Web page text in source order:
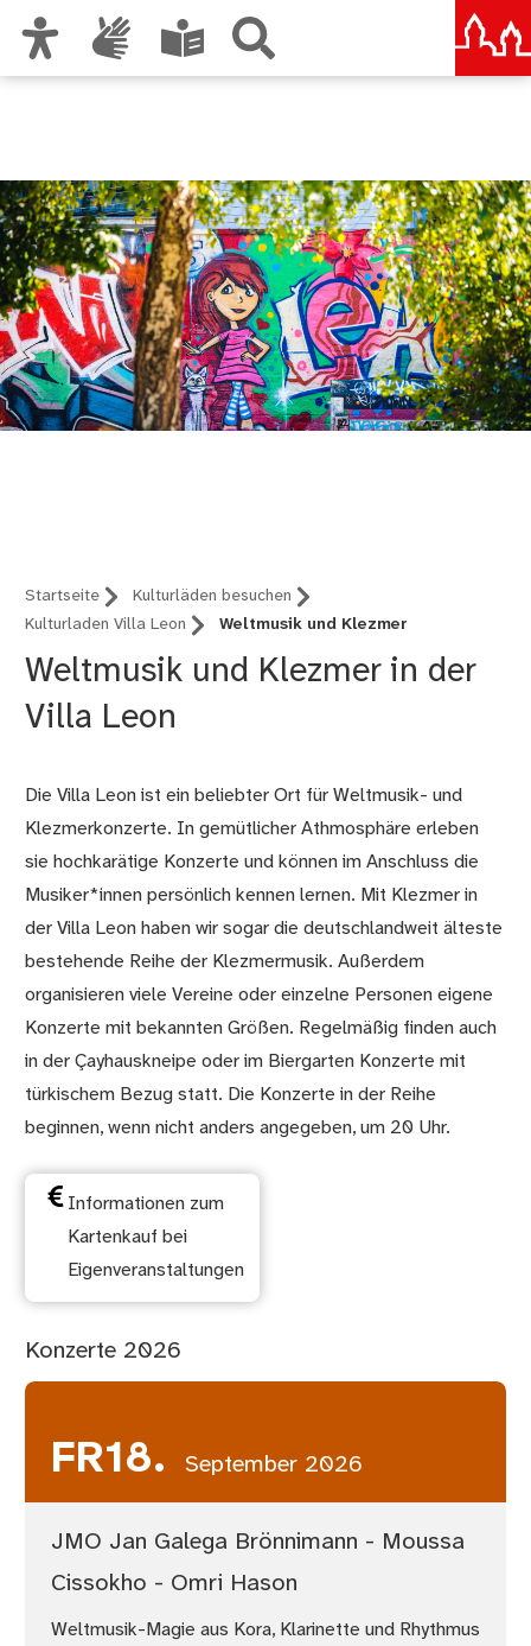
Startseite
Kulturläden besuchen
Kulturladen Villa Leon
Weltmusik und Klezmer
Weltmusik und Klezmer in der
Villa Leon
Die Villa Leon ist ein beliebter Ort für Weltmusik- und
Klezmerkonzerte. In gemütlicher Athmosphäre erleben
sie hochkarätige Konzerte und können im Anschluss die
Musiker*innen persönlich kennen lernen. Mit Klezmer in
der Villa Leon haben wir sogar die deutschlandweit älteste
bestehende Reihe der Klezmermusik. Außerdem
organisieren viele Vereine oder einzelne Personen eigene
Konzerte mit bekannten Größen. Regelmäßig finden auch
in der Çayhauskneipe oder im Biergarten Konzerte mit
türkischem Bezug statt. Die Konzerte in der Reihe
beginnen, wenn nicht anders angegeben, um 20 Uhr.
Informationen zum
Kartenkauf bei
Eigenveranstaltungen
Konzerte 2026
FR18. September 2026
JMO Jan Galega Brönnimann - Moussa
Cissokho - Omri Hason
Weltmusik-Magie aus Kora, Klarinette und Rhythmus